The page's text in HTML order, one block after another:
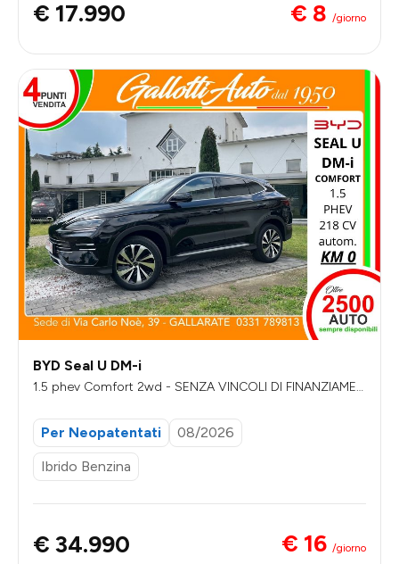
€ 17.990 € 8 /giorno
BYD Seal U DM-i
1.5 phev Comfort 2wd - SENZA VINCOLI DI FINANZIAMEN
Per Neopatentati
08/2026
Ibrido Benzina
€ 34.990 € 16 /giorno